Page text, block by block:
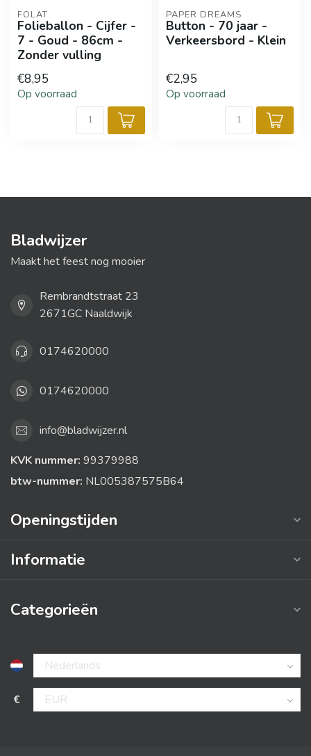
FOLAT
Folieballon - Cijfer -
7 - Goud - 86cm -
Zonder vulling
€8,95
Op voorraad
PAPER DREAMS
Button - 70 jaar -
Verkeersbord - Klein
€2,95
Op voorraad
Bladwijzer
Maakt het feest nog mooier
Rembrandtstraat 23
2671GC Naaldwijk
0174620000
0174620000
info@bladwijzer.nl
KVK nummer: 99379988
btw-nummer: NL005387575B64
Openingstijden
Informatie
Categorieën
€